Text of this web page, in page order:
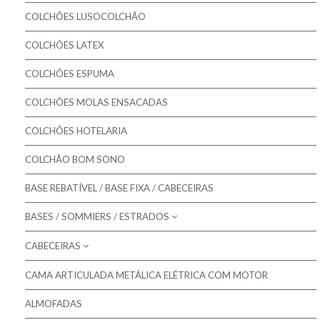
Pikolin - Colchões Criança e Bebé
Colmed - Colchões Medicinais
Colmol - Colchões
Bestbed - Colchões
Bom Repouso - Colchões
Mindol - Colchões
Colchões para Bebé
Colchões Low Cost
Colchões Gama MASTER
Colchões Gama ORTOPÉDICO
Colchões Gama SOFT
COLCHÕES LUSOCOLCHÃO
COLCHÕES LATEX
COLCHÕES ESPUMA
COLCHÕES MOLAS ENSACADAS
COLCHÕES HOTELARIA
COLCHÃO BOM SONO
BASE REBATÍVEL / BASE FIXA / CABECEIRAS
BASES / SOMMIERS / ESTRADOS
Molaflex - Bases Forradas
Molaflex - Lâminas
Molaflex - Rebatíveis
CABECEIRAS
Molaflex - Cabeceiras para camas
Mindol - Cabeceiras para camas
CAMA ARTICULADA METÁLICA ELÉTRICA COM MOTOR
ALMOFADAS